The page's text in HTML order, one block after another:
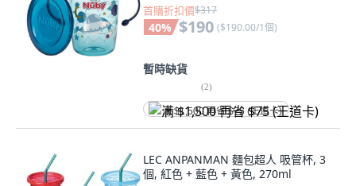
首購折扣價$317
40% $190 ($190.00/1個)
暫時缺貨
(2)
满 $1,500 再省 $75 (王道卡)
LEC ANPANMAN 麵包超人 吸管杯, 3
個, 紅色 + 藍色 + 黃色, 270ml